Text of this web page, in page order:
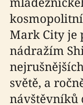
Mark City je
nádražím
světě, a
návštěvníků